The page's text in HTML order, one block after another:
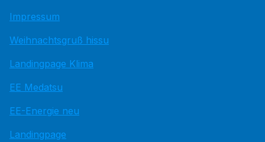
Impressum
Weihnachtsgruß hissu
Landingpage Klima
EE Medatsu
EE-Energie neu
Landingpage